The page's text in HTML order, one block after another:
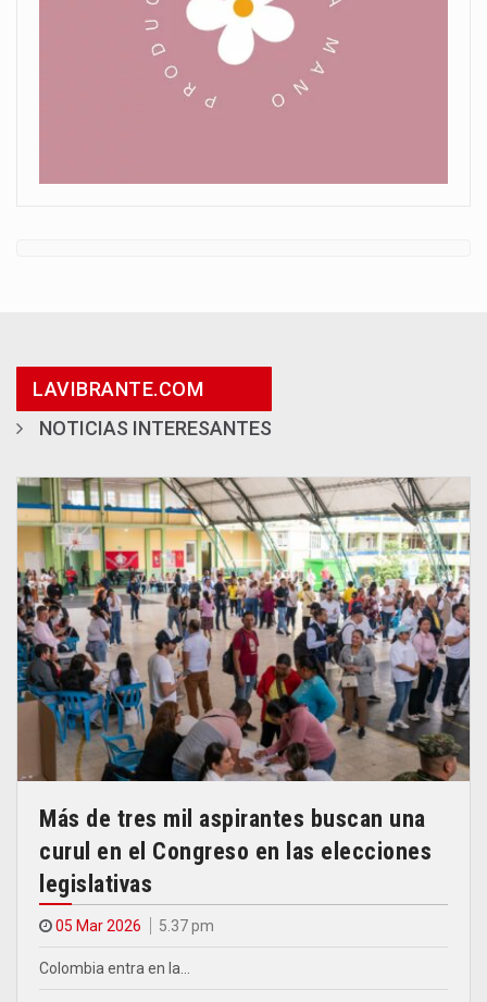
LAVIBRANTE.COM
NOTICIAS INTERESANTES
Más de tres mil aspirantes buscan una
curul en el Congreso en las elecciones
legislativas
05 Mar 2026 5.37 pm
Colombia entra en la…